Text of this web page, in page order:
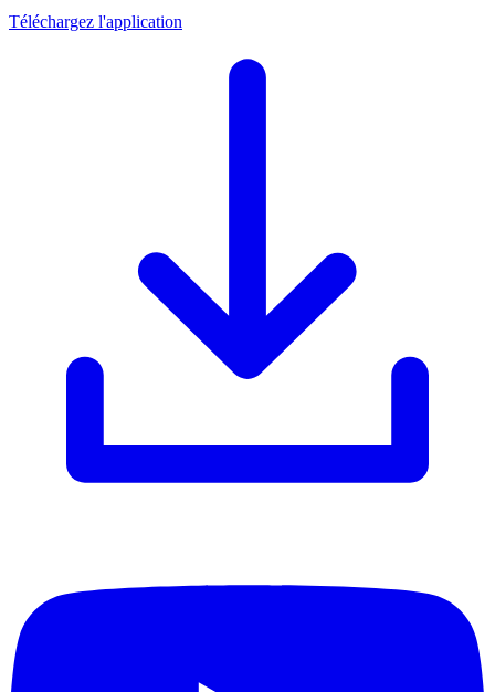
Téléchargez l'application